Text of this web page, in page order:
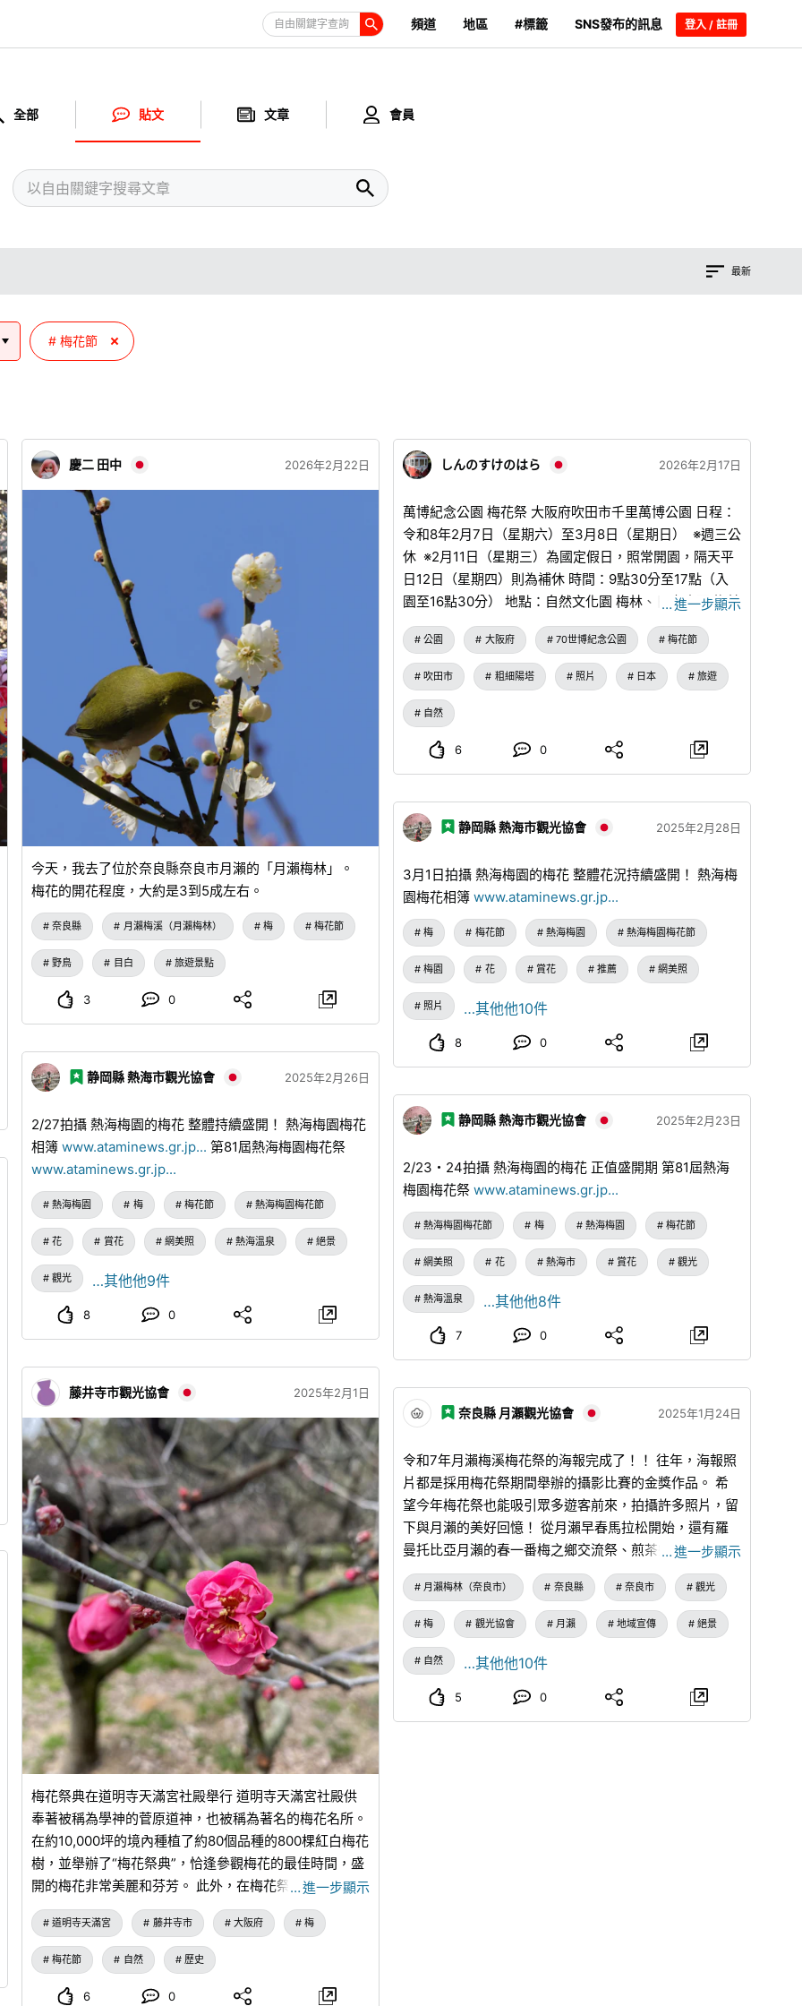
自由關鍵字查詢 頻道 地區 #標籤 SNS發布的訊息 登入 / 註冊
全部 貼文 文章 會員
最新
梅花節
慶二 田中 2026年2月22日
今天，我去了位於奈良縣奈良市月瀨的「月瀨梅林」。
梅花的開花程度，大約是3到5成左右。
奈良縣 月瀨梅溪（月瀨梅林） 梅 梅花節
野鳥 目白 旅遊景點
3 0
しんのすけのはら 2026年2月17日
萬博紀念公園 梅花祭 大阪府吹田市千里萬博公園 日程：
令和8年2月7日（星期六）至3月8日（星期日） ※週三公
休 ※2月11日（星期三）為國定假日，照常開園，隔天平
日12日（星期四）則為補休 時間：9點30分至17點（入
園至16點30分） 地點：自然文化園 梅林、日本庭園 梅林
及其他 自然文化園的梅林佔地約5,500㎡，種植約120
種、約600棵梅樹，日本庭園的梅林則有約40種、約80
棵梅樹，可以欣賞到各式各樣的梅花。
…進一步顯示
公園 大阪府 70世博紀念公園 梅花節
吹田市 粗細陽塔 照片 日本 旅遊
自然
6 0
静岡縣 熱海市觀光協會 2025年2月28日
3月1日拍攝 熱海梅園的梅花 整體花況持續盛開！ 熱海梅
園梅花相簿 www.ataminews.gr.jp...
梅 梅花節 熱海梅園 熱海梅園梅花節
梅園 花 賞花 推薦 網美照
照片 …其他他10件
8 0
静岡縣 熱海市觀光協會 2025年2月26日
2/27拍攝 熱海梅園的梅花 整體持續盛開！ 熱海梅園梅花
相簿 www.ataminews.gr.jp... 第81屆熱海梅園梅花祭
www.ataminews.gr.jp...
熱海梅園 梅 梅花節 熱海梅園梅花節
花 賞花 網美照 熱海溫泉 絕景
觀光 …其他他9件
8 0
静岡縣 熱海市觀光協會 2025年2月23日
2/23・24拍攝 熱海梅園的梅花 正值盛開期 第81屆熱海
梅園梅花祭 www.ataminews.gr.jp...
熱海梅園梅花節 梅 熱海梅園 梅花節
網美照 花 熱海市 賞花 觀光
熱海溫泉 …其他他8件
7 0
藤井寺市觀光協會 2025年2月1日
梅花祭典在道明寺天滿宮社殿舉行 道明寺天滿宮社殿供
奉著被稱為學神的菅原道神，也被稱為著名的梅花名所。
在約10,000坪的境內種植了約80個品種的800棵紅白梅花
樹，並舉辦了“梅花祭典”，恰逢參觀梅花的最佳時間，盛
開的梅花非常美麗和芬芳。 此外，在梅花祭典期間，還
會舉辦各種活動，例如Doshin Ko遺物的特別公開（2月
15日，16日，22~25日，收費），盂蘭盆梅花展覽（1月
25日~3月3日），以及藤井寺市旅遊志願者協會的迷你指
南（2月8~28日*11日除外，其他天氣變化）。 在梅花祭
典期間，與梅花一起享用將是花枝 ♪ 【基本資訊】 日
…進一步顯示
道明寺天滿宮 藤井寺市 大阪府 梅
梅花節 自然 歷史
6 0
奈良縣 月瀨觀光協會 2025年1月24日
令和7年月瀨梅溪梅花祭的海報完成了！！ 往年，海報照
片都是採用梅花祭期間舉辦的攝影比賽的金獎作品。 希
望今年梅花祭也能吸引眾多遊客前來，拍攝許多照片，留
下與月瀨的美好回憶！ 從月瀨早春馬拉松開始，還有羅
曼托比亞月瀨的春一番梅之鄉交流祭、煎茶祭、俳句大賽
和奈良曬作品展等豐富多彩的活動！！ 在梅花祭期間才
營業的茶屋裡，有月瀨名產月瀨鍋、鄉村烏龍麵、野豬
鍋、梅子霜淇淋、炭烤草餅和梅子蛋糕卷等，許多只有在
那時那地才能品嚐到的美味！ 希望今年也能充滿許多笑
容！ 月瀨觀光協會全體會員，正竭盡全力準備，恭候各
…進一步顯示
月瀨梅林（奈良市） 奈良縣 奈良市 觀光
梅 觀光協會 月瀨 地域宣傳 絕景
自然 …其他他10件
5 0